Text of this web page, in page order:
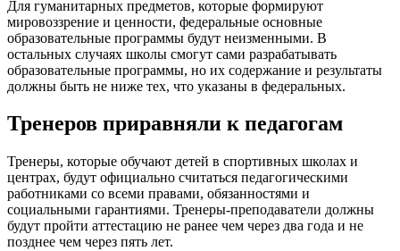
Для гуманитарных предметов, которые формируют
мировоззрение и ценности, федеральные основные
образовательные программы будут неизменными. В
остальных случаях школы смогут сами разрабатывать
образовательные программы, но их содержание и результаты
должны быть не ниже тех, что указаны в федеральных.
Тренеров приравняли к педагогам
Тренеры, которые обучают детей в спортивных школах и
центрах, будут официально считаться педагогическими
работниками со всеми правами, обязанностями и
социальными гарантиями. Тренеры-преподаватели должны
будут пройти аттестацию не ранее чем через два года и не
позднее чем через пять лет.